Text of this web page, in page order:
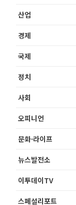
산업
경제
국제
정치
사회
오피니언
문화·라이프
뉴스발전소
이투데이TV
스페셜리포트